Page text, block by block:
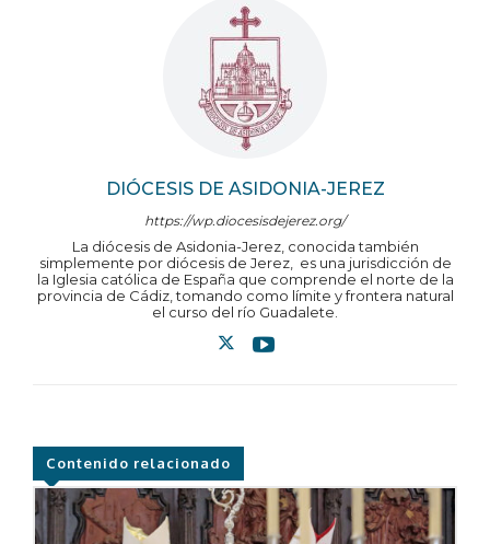
DIÓCESIS DE ASIDONIA-JEREZ
https://wp.diocesisdejerez.org/
La diócesis de Asidonia-Jerez, conocida también
simplemente por diócesis de Jerez, ​ es una jurisdicción de
la Iglesia católica de España que comprende el norte de la
provincia de Cádiz, tomando como límite y frontera natural
el curso del río Guadalete.
Contenido relacionado